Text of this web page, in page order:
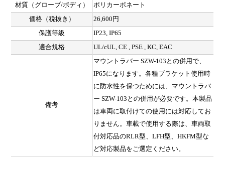
材質（グローブ/ボディ）
ポリカーボネート
価格（税抜き）
26,600円
保護等級
IP23, IP65
適合規格
UL/cUL, CE , PSE , KC, EAC
備考
マウントラバー SZW-103との併用で、
IP65になります。各種ブラケット使用時
に防水性を保つためには、マウントラバ
ー SZW-103との併用が必要です。本製品
は車両に取付けての使用には対応してお
りません。車載で使用する際は、車両取
付対応品のRLR型、LFH型、HKFM型な
ど対応製品をご選定ください。